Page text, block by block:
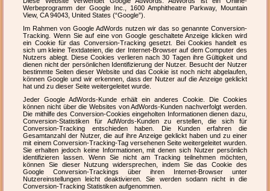
Werbeprogramm der Google Inc., 1600 Amphitheatre Parkway, Mountain
View, CA 94043, United States (“Google”).
Im Rahmen von Google AdWords nutzen wir das so genannte Conversion-
Tracking. Wenn Sie auf eine von Google geschaltete Anzeige klicken wird
ein Cookie für das Conversion-Tracking gesetzt. Bei Cookies handelt es
sich um kleine Textdateien, die der Internet-Browser auf dem Computer des
Nutzers ablegt. Diese Cookies verlieren nach 30 Tagen ihre Gültigkeit und
dienen nicht der persönlichen Identifizierung der Nutzer. Besucht der Nutzer
bestimmte Seiten dieser Website und das Cookie ist noch nicht abgelaufen,
können Google und wir erkennen, dass der Nutzer auf die Anzeige geklickt
hat und zu dieser Seite weitergeleitet wurde.
Jeder Google AdWords-Kunde erhält ein anderes Cookie. Die Cookies
können nicht über die Websites von AdWords-Kunden nachverfolgt werden.
Die mithilfe des Conversion-Cookies eingeholten Informationen dienen dazu,
Conversion-Statistiken für AdWords-Kunden zu erstellen, die sich für
Conversion-Tracking entschieden haben. Die Kunden erfahren die
Gesamtanzahl der Nutzer, die auf ihre Anzeige geklickt haben und zu einer
mit einem Conversion-Tracking-Tag versehenen Seite weitergeleitet wurden.
Sie erhalten jedoch keine Informationen, mit denen sich Nutzer persönlich
identifizieren lassen. Wenn Sie nicht am Tracking teilnehmen möchten,
können Sie dieser Nutzung widersprechen, indem Sie das Cookie des
Google Conversion-Trackings über ihren Internet-Browser unter
Nutzereinstellungen leicht deaktivieren. Sie werden sodann nicht in die
Conversion-Tracking Statistiken aufgenommen.